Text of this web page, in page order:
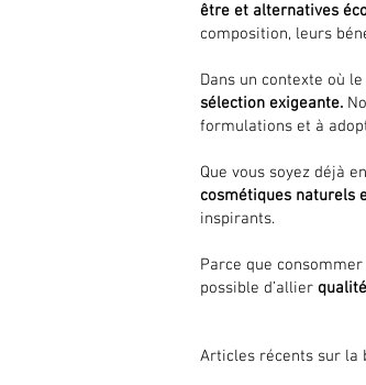
être et alternatives
composition, leurs
Dans un contexte où le
sélection exigeante.
formulations et à
Que vous soyez déjà
cosmétiques naturels
inspirants.
Parce que
possible d’allier
Articles récents sur la